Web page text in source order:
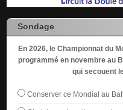
Sondage
En 2026, le Championnat du
programmé en novembre au
qui secouent
Conserver ce Mondial au